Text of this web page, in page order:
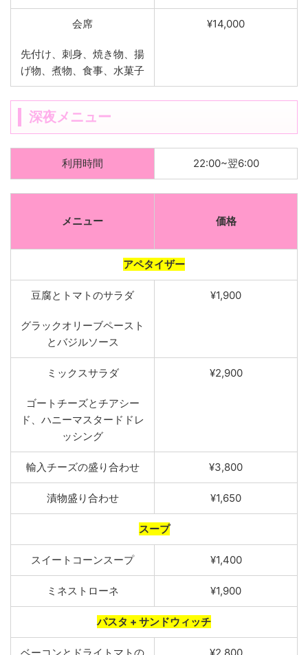
会席
先付け、刺身、焼き物、揚
げ物、煮物、食事、水菓子
¥14,000
深夜メニュー
利用時間 22:00~翌6:00
メニュー 価格
アペタイザー
豆腐とトマトのサラダ
グラックオリーブペースト
とバジルソース
¥1,900
ミックスサラ ダ
ゴートチーズとチアシー
ド、ハニーマスタードドレ
ッシング
¥2,900
輸入チーズの盛り合わせ ¥3,800
漬物盛り合わせ ¥1,650
スープ
スイートコーンスープ ¥1,400
ミネストローネ ¥1,900
パスタ + サンドウィッチ
ベーコンとドライトマトの
¥2,800